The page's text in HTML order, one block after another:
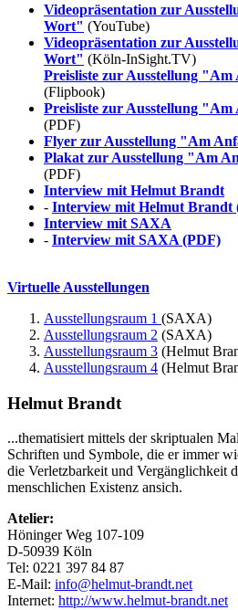
Videopräsentation zur
Wort" (YouTube)
Videopräsentation zur
Wort" (Köln-InSight.TV)
Preisliste zur Ausstellung
(Flipbook)
Preisliste zur Ausstellung
(PDF)
Flyer zur Ausstellung "Am
Plakat zur Ausstellung "Am
(PDF)
Interview mit Helmut Brandt
- Interview mit Helmut Brandt
Interview mit SAXA
- Interview mit SAXA (PDF)
Virtuelle Ausstellungen
Ausstellungsraum 1 (SAXA)
Ausstellungsraum 2 (SAXA)
Ausstellungsraum 3 (Helmut
Ausstellungsraum 4 (Helmut
Helmut Brandt
...thematisiert mittels der skriptualen
Schriften und Symbole, die er immer
die Verletzbarkeit und Vergänglichkeit
menschlichen Existenz ansich.
Atelier:
Höninger Weg 107-109
D-50939 Köln
Tel: 0221 397 84 87
E-Mail: info@helmut-brandt.net
Internet: http://www.helmut-brandt.net